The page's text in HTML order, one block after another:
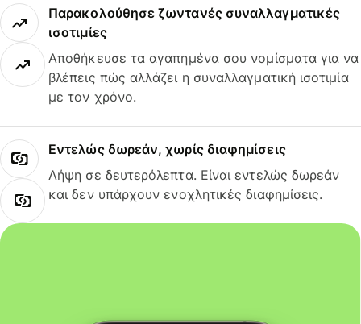
Παρακολούθησε ζωντανές συναλλαγματικές
ισοτιμίες
Αποθήκευσε τα αγαπημένα σου νομίσματα για να
βλέπεις πώς αλλάζει η συναλλαγματική ισοτιμία
με τον χρόνο.
Εντελώς δωρεάν, χωρίς διαφημίσεις
Λήψη σε δευτερόλεπτα. Είναι εντελώς δωρεάν
και δεν υπάρχουν ενοχλητικές διαφημίσεις.